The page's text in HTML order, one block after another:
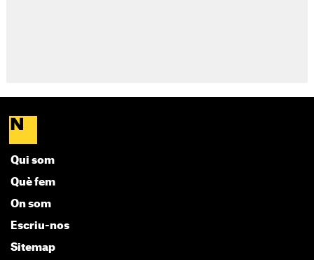
Qui som
Què fem
On som
Escriu-nos
Sitemap